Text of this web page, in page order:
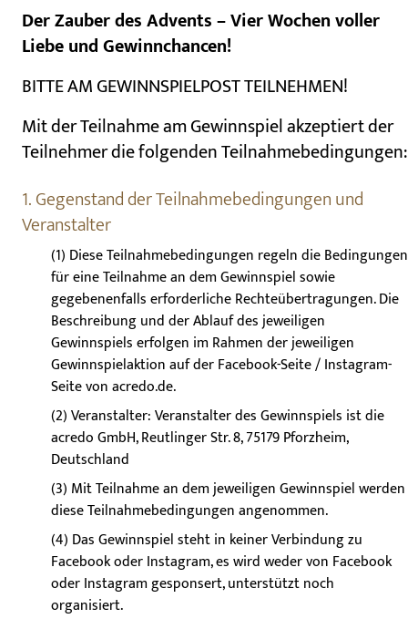
Der Zauber des Advents – Vier Wochen voller
Liebe und Gewinnchancen!
BITTE AM GEWINNSPIELPOST TEILNEHMEN!
Mit der Teilnahme am Gewinnspiel akzeptiert der
Teilnehmer die folgenden Teilnahmebedingungen:
1. Gegenstand der Teilnahmebedingungen und
Veranstalter
(1) Diese Teilnahmebedingungen regeln die Bedingungen
für eine Teilnahme an dem Gewinnspiel sowie
gegebenenfalls erforderliche Rechteübertragungen. Die
Beschreibung und der Ablauf des jeweiligen
Gewinnspiels erfolgen im Rahmen der jeweiligen
Gewinnspielaktion auf der Facebook-Seite / Instagram-
Seite von acredo.de.
(2) Veranstalter: Veranstalter des Gewinnspiels ist die
acredo GmbH, Reutlinger Str. 8, 75179 Pforzheim,
Deutschland
(3) Mit Teilnahme an dem jeweiligen Gewinnspiel werden
diese Teilnahmebedingungen angenommen.
(4) Das Gewinnspiel steht in keiner Verbindung zu
Facebook oder Instagram, es wird weder von Facebook
oder Instagram gesponsert, unterstützt noch
organisiert.